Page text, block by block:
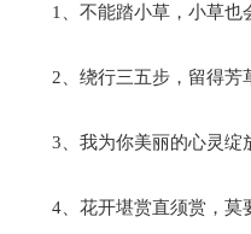
1、不能踏小草，小草也
2、绕行三五步，留得芳
3、我为你美丽的心灵绽
4、花开堪赏直须赏，莫